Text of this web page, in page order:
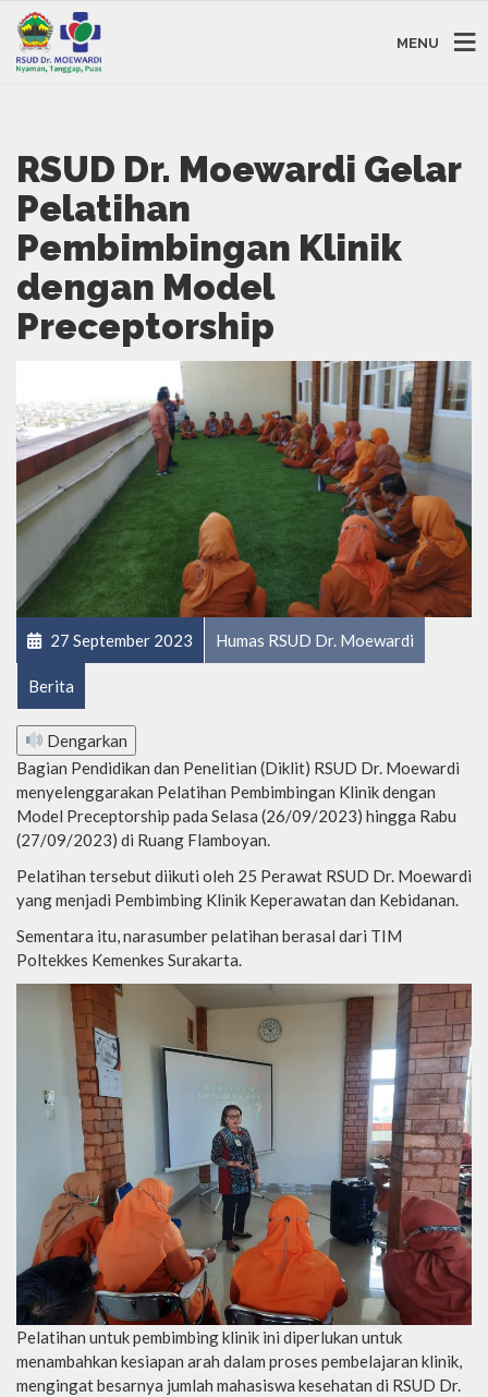
MENU
RSUD Dr. Moewardi Gelar
Pelatihan
Pembimbingan Klinik
dengan Model
Preceptorship
27 September 2023 Humas RSUD Dr. Moewardi
Berita
Dengarkan
Bagian Pendidikan dan Penelitian (Diklit) RSUD Dr. Moewardi
menyelenggarakan Pelatihan Pembimbingan Klinik dengan
Model Preceptorship pada Selasa (26/09/2023) hingga Rabu
(27/09/2023) di Ruang Flamboyan.
Pelatihan tersebut diikuti oleh 25 Perawat RSUD Dr. Moewardi
yang menjadi Pembimbing Klinik Keperawatan dan Kebidanan.
Sementara itu, narasumber pelatihan berasal dari TIM
Poltekkes Kemenkes Surakarta.
Pelatihan untuk pembimbing klinik ini diperlukan untuk
menambahkan kesiapan arah dalam proses pembelajaran klinik,
mengingat besarnya jumlah mahasiswa kesehatan di RSUD Dr.